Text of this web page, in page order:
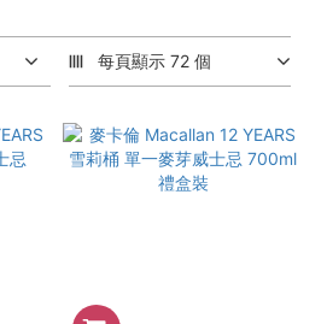
每頁顯示 72 個